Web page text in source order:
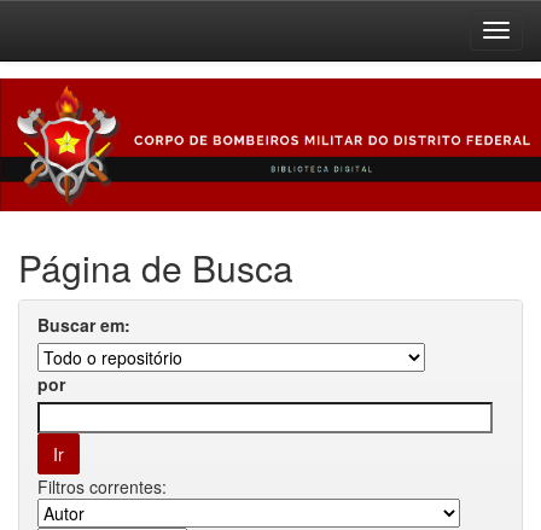
navigation
Página de Busca
Buscar em:
por
Filtros correntes: